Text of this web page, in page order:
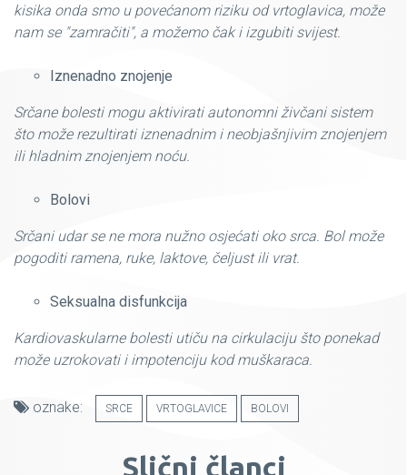
kisika onda smo u povećanom riziku od vrtoglavica, može
nam se "zamračiti", a možemo čak i izgubiti svijest.
Iznenadno znojenje
Srčane bolesti mogu aktivirati autonomni živčani sistem
što može rezultirati iznenadnim i neobjašnjivim znojenjem
ili hladnim znojenjem noću.
Bolovi
Srčani udar se ne mora nužno osjećati oko srca. Bol može
pogoditi ramena, ruke, laktove, čeljust ili vrat.
Seksualna disfunkcija
Kardiovaskularne bolesti utiču na cirkulaciju što ponekad
može uzrokovati i impotenciju kod muškaraca.
oznake: SRCE VRTOGLAVICE BOLOVI
Slični članci